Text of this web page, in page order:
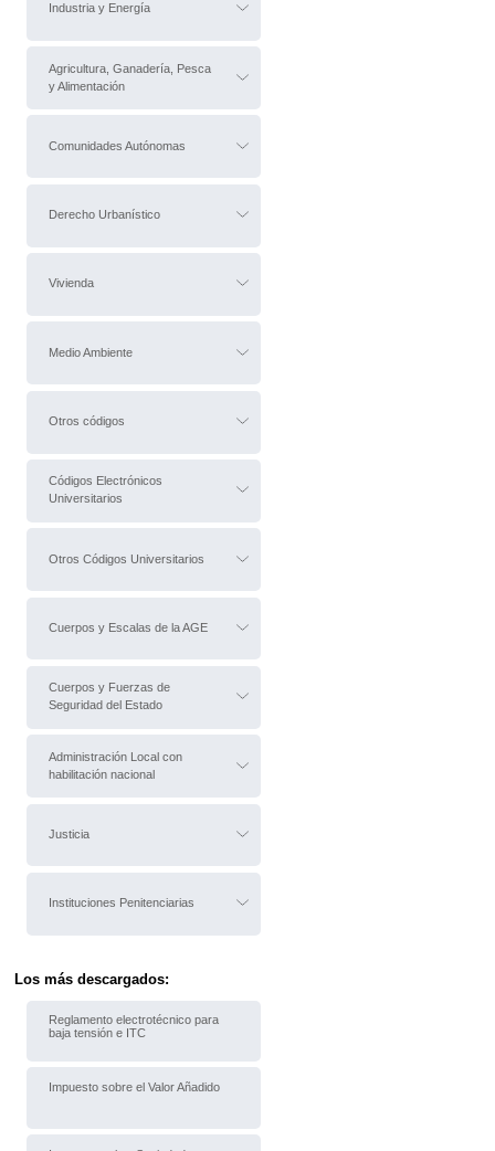
Industria y Energía
Agricultura, Ganadería, Pesca
y Alimentación
Comunidades Autónomas
Derecho Urbanístico
Vivienda
Medio Ambiente
Otros códigos
Códigos Electrónicos
Universitarios
Otros Códigos Universitarios
Cuerpos y Escalas de la AGE
Cuerpos y Fuerzas de
Seguridad del Estado
Administración Local con
habilitación nacional
Justicia
Instituciones Penitenciarias
Los más descargados:
Reglamento electrotécnico para
baja tensión e ITC
Impuesto sobre el Valor Añadido